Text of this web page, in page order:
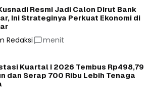
Resmi Jadi Calon Dirut Bank
Ini Strateginya Perkuat Ekonomi di
Redaksi menit
Kuartal I 2026 Tembus Rp498,79
dan Serap 700 Ribu Lebih Tenaga